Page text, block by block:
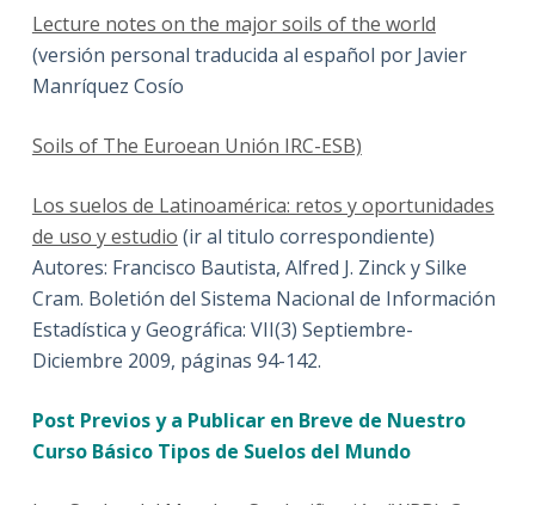
Lecture notes on the major soils of the world
(versión personal traducida al español por Javier
Manríquez Cosío
Soils of The Euroean Unión IRC-ESB)
Los suelos de Latinoamérica: retos y oportunidades
de uso y estudio (ir al titulo correspondiente)
Autores: Francisco Bautista, Alfred J. Zinck y Silke
Cram. Boletión del Sistema Nacional de Información
Estadística y Geográfica: VII(3) Septiembre-
Diciembre 2009, páginas 94-142.
Post Previos y a Publicar en Breve de Nuestro
Curso Básico Tipos de Suelos del Mundo